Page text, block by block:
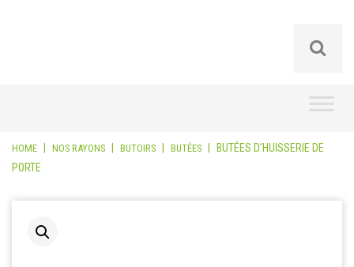
HOME NOS RAYONS BUTOIRS BUTÉES
BUTÉES D’HUISSERIE DE
PORTE